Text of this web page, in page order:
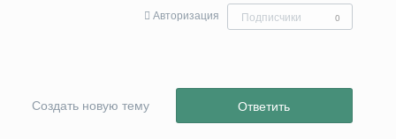
Авторизация Подписчики 0
Ответить
Создать новую тему